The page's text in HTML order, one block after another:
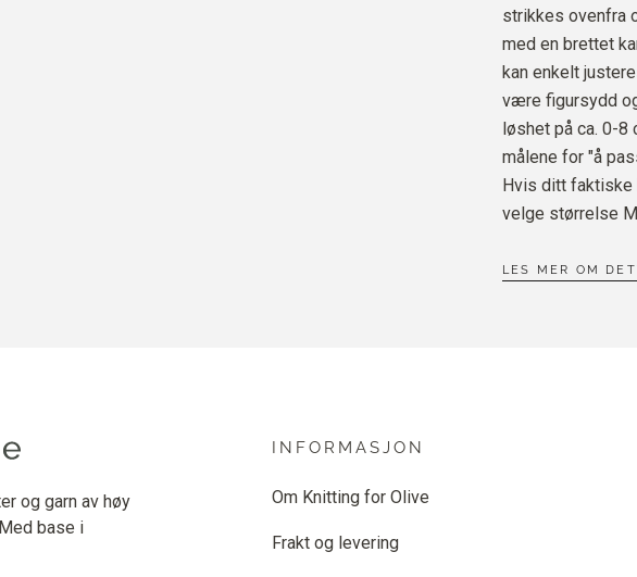
strikkes ovenfra
med en brettet
kan enkelt
være figursydd
løshet på ca. 0-
målene for "å
Hvis ditt faktiske
velge størrelse
LES MER OM
og garn av høy
base i
INFORMASJON
Om Knitting for Olive
Frakt og levering